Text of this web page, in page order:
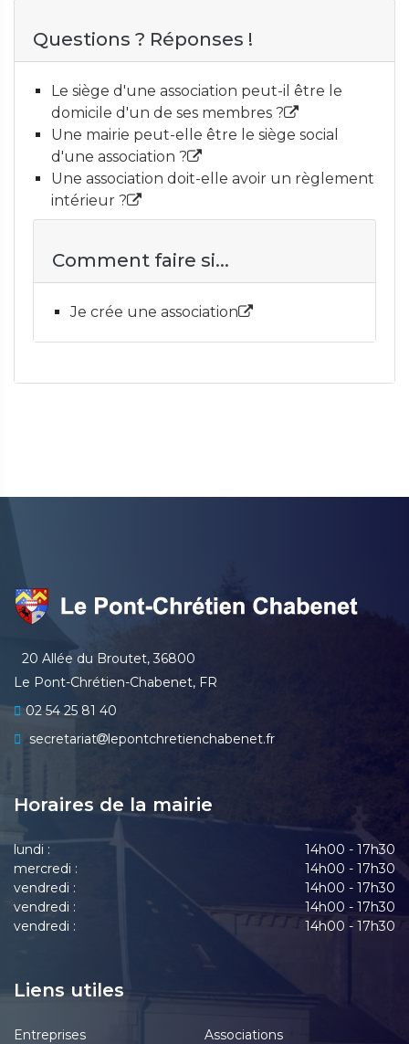
Questions ? Réponses !
Le siège d'une association peut-il être le
domicile d'un de ses membres ?
Une mairie peut-elle être le siège social
d'une association ?
Une association doit-elle avoir un règlement
intérieur ?
Comment faire si...
Je crée une association
20 Allée du Broutet, 36800
Le Pont-Chrétien-Chabenet, FR
02 54 25 81 40
secretariat
lepontchretienchabenet.fr
Horaires de la mairie
lundi :
14h00 - 17h30
mercredi :
14h00 - 17h30
vendredi :
14h00 - 17h30
vendredi :
14h00 - 17h30
vendredi :
14h00 - 17h30
Liens utiles
Entreprises Associations